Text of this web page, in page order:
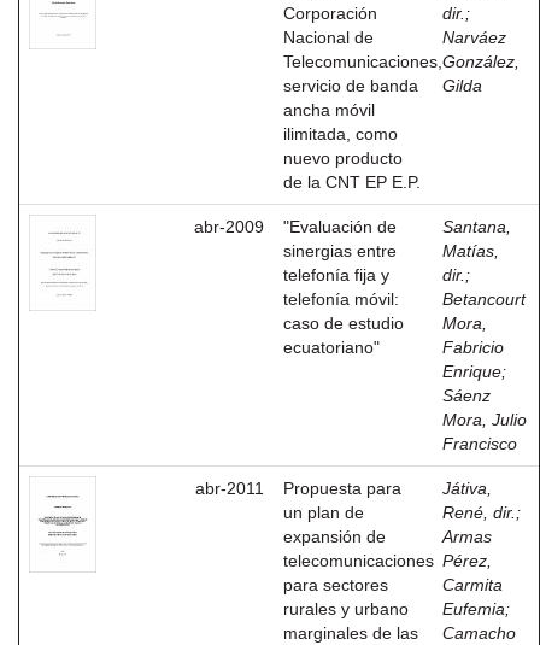
Corporación
Nacional de
Telecomunicaciones,
servicio de banda
ancha móvil
ilimitada, como
nuevo producto
de la CNT EP E.P.
dir. ;
Narváez
González,
Gilda
abr-2009
"Evaluación de
sinergias entre
telefonía fija y
telefonía móvil:
caso de estudio
ecuatoriano"
Santana,
Matías,
dir. ;
Betancourt
Mora,
Fabricio
Enrique;
Sáenz
Mora, Julio
Francisco
abr-2011
Propuesta para
un plan de
expansión de
telecomunicaciones
para sectores
rurales y urbano
marginales de las
Játiva,
René, dir. ;
Armas
Pérez,
Carmita
Eufemia;
Camacho